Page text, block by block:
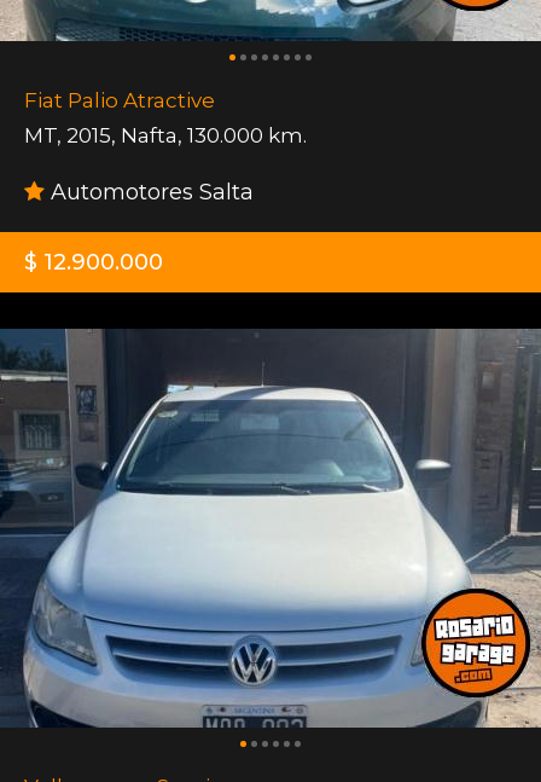
Fiat Palio Atractive
MT, 2015, Nafta, 130.000 km.
Automotores Salta
$ 12.900.000